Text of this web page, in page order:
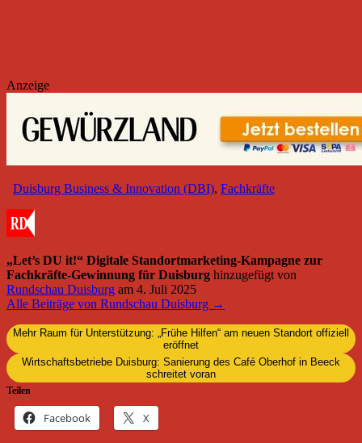
Anzeige
Duisburg Business & Innovation (DBI), Fachkräfte
„Let’s DU it!“ Digitale Standortmarketing-Kampagne zur
Fachkräfte-Gewinnung für Duisburg hinzugefügt von
Rundschau Duisburg am 4. Juli 2025
Alle Beiträge von Rundschau Duisburg →
Mehr Raum für Unterstützung: „Frühe Hilfen“ am neuen Standort offiziell
eröffnet
Wirtschaftsbetriebe Duisburg: Sanierung des Café Oberhof in Beeck
schreitet voran
Teilen
Facebook X